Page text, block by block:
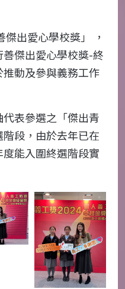
出愛心學校獎」 ，
傑出愛心學校獎-終
動及參與義務工作
表參選之「傑出青
段，由於去年已在
能入圍終選階段實